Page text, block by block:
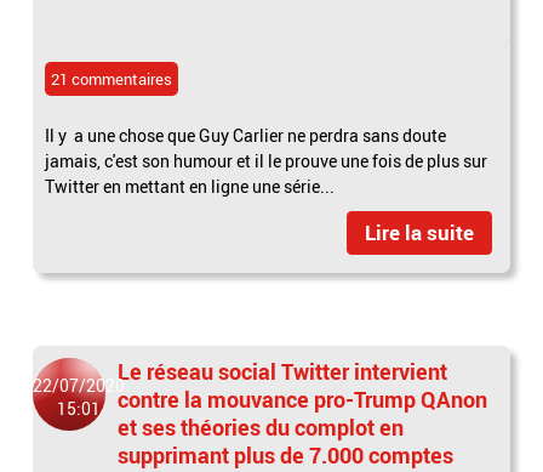
21 commentaires
Il y a une chose que Guy Carlier ne perdra sans doute
jamais, c'est son humour et il le prouve une fois de plus sur
Twitter en mettant en ligne une série...
Lire la suite
22/07/2020
15:01
Le réseau social Twitter intervient
contre la mouvance pro-Trump QAnon
et ses théories du complot en
supprimant plus de 7.000 comptes